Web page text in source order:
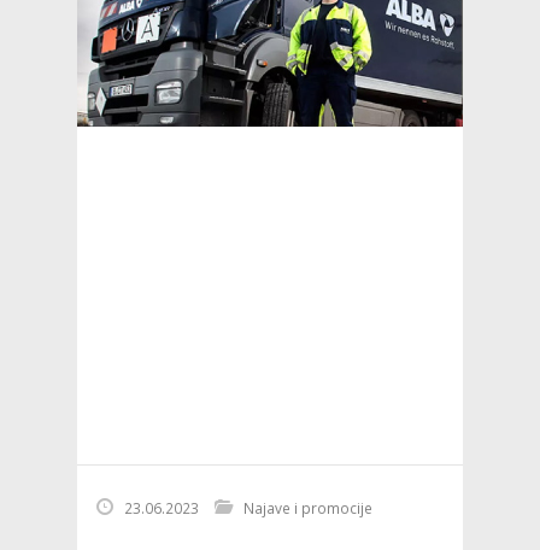
23.06.2023 Najave i promocije